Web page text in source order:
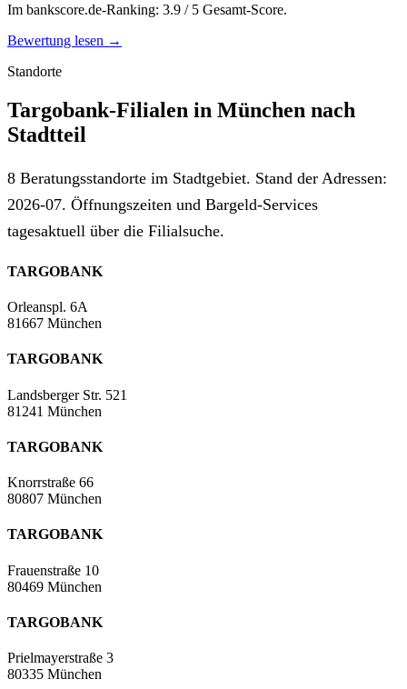
Im bankscore.de-Ranking: 3.9 / 5 Gesamt-Score.
Bewertung lesen →
Standorte
Targobank-Filialen in München nach
Stadtteil
8 Beratungsstandorte im Stadtgebiet. Stand der Adressen:
2026-07. Öffnungszeiten und Bargeld-Services
tagesaktuell über die Filialsuche.
TARGOBANK
Orleanspl. 6A
81667 München
TARGOBANK
Landsberger Str. 521
81241 München
TARGOBANK
Knorrstraße 66
80807 München
TARGOBANK
Frauenstraße 10
80469 München
TARGOBANK
Prielmayerstraße 3
80335 München